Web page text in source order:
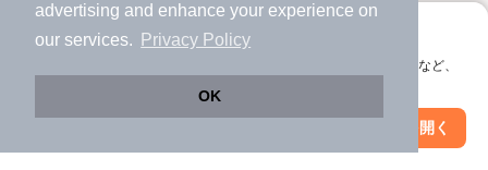
advertising and enhance your experience on
our services.
Privacy Policy
OK
アプリに切り替えて、サクサクお部屋探し
会員登録なしですぐ使える。マップ検索やお気に入り保存など、
アプリを開く
他の人はこんな条件で絞り込んでいます！
人気のこだわり条件
絞り込み条件を変更